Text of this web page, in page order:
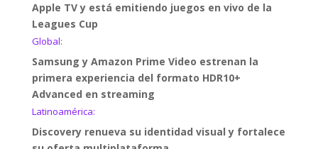
Apple TV y está emitiendo juegos en vivo de la
Leagues Cup
Global:
Samsung y Amazon Prime Video estrenan la
primera experiencia del formato HDR10+
Advanced en streaming
Latinoamérica:
Discovery renueva su identidad visual y fortalece